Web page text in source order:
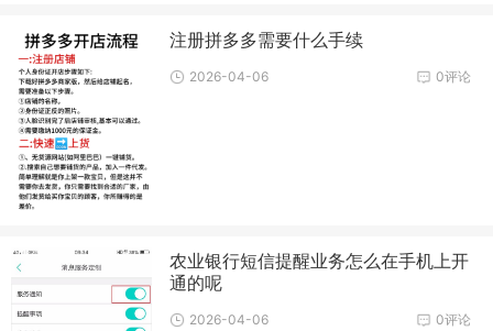
注册拼多多需要什么手续
0评论
2026-04-06
农业银行短信提醒业务怎么在手机上开
通的呢
0评论
2026-04-06